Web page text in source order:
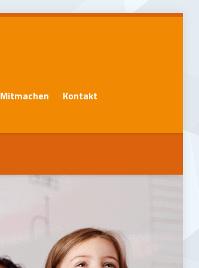
Mitmachen Kontakt